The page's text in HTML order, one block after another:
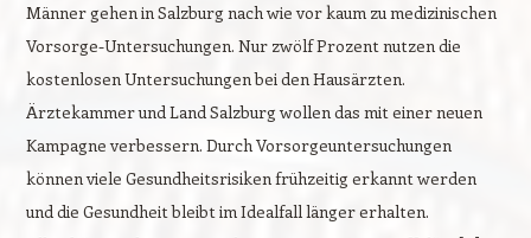
Männer gehen in Salzburg nach wie vor kaum zu medizinischen
Vorsorge-Untersuchungen. Nur zwölf Prozent nutzen die
kostenlosen Untersuchungen bei den Hausärzten.
Ärztekammer und Land Salzburg wollen das mit einer neuen
Kampagne verbessern. Durch Vorsorgeuntersuchungen
können viele Gesundheitsrisiken frühzeitig erkannt werden
und die Gesundheit bleibt im Idealfall länger erhalten.